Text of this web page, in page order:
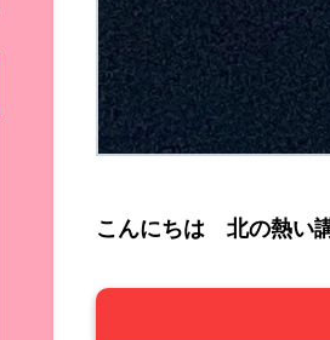
こんにちは 北の熱い